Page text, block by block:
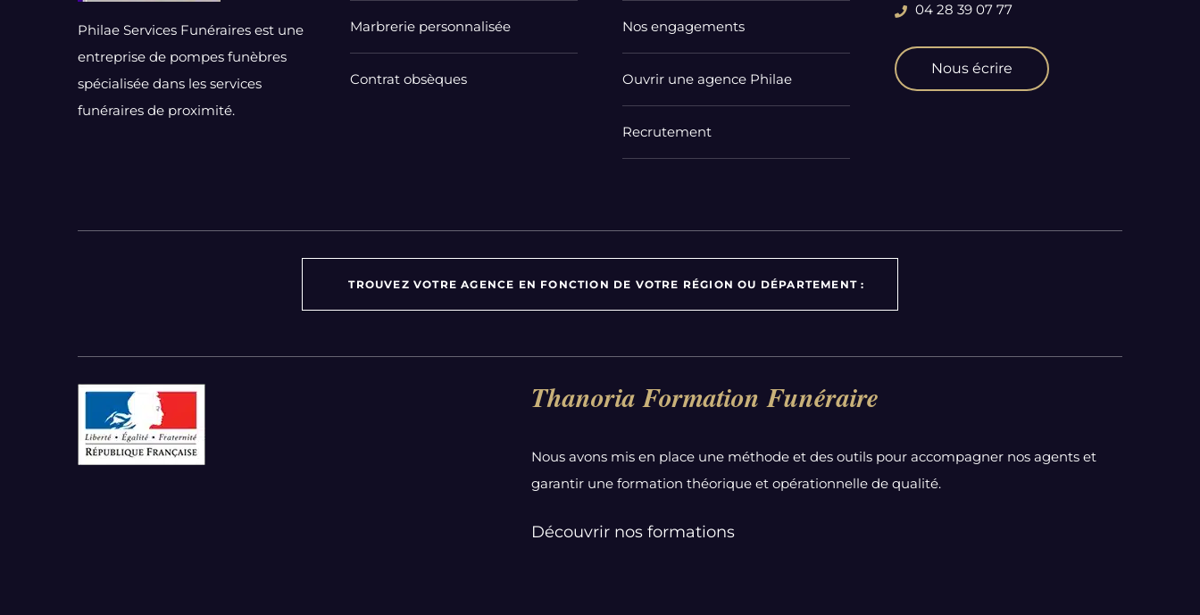
Philae Services Funéraires est une
entreprise de pompes funèbres
spécialisée dans les services
funéraires de proximité.
Marbrerie personnalisée
Contrat obsèques
Nos engagements
Ouvrir une agence Philae
Recrutement
04 28 39 07 77
Nous écrire
TROUVEZ VOTRE AGENCE EN FONCTION DE VOTRE RÉGION OU DÉPARTEMENT :
Par région :
Auvergne-Rhône-Alpes
Bourgogne-Franche-Comté
Par département :
Côte-d'Or
Thanoria Formation Funéraire
Nous avons mis en place une méthode et des outils pour accompagner nos agents et
garantir une formation théorique et opérationnelle de qualité.
Découvrir nos formations